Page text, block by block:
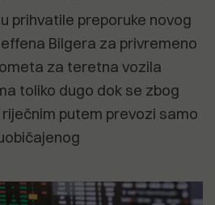
prihvatile preporuke novog
Bilgera za privremeno
za teretna vozila
toliko dugo dok se zbog
putem prevozi samo